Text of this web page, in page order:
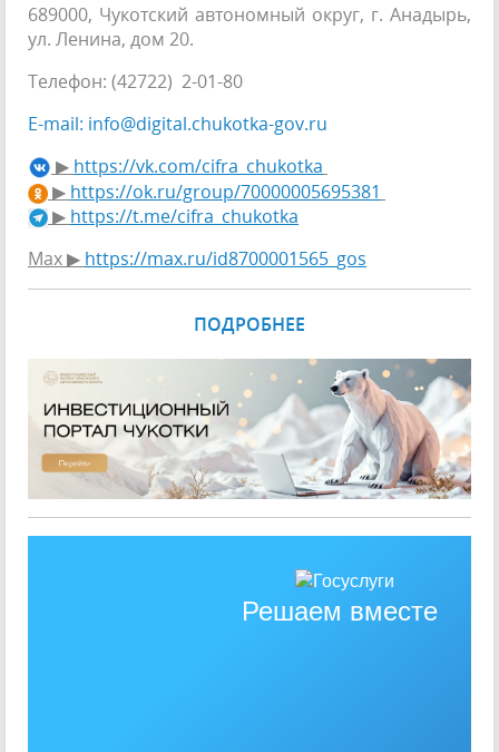
689000, Чукотский автономный округ, г. Анадырь,
ул. Ленина, дом 20.
Телефон: (42722) 2-01-80
E-mail: info@digital.chukotka-gov.ru
▶ https://vk.com/cifra_chukotka
▶ https://ok.ru/group/70000005695381
▶ https://t.me/cifra_chukotka
Max ▶ https://max.ru/id8700001565_gos
ПОДРОБНЕЕ
Решаем вместе